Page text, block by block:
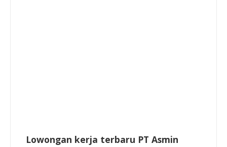
Lowongan kerja terbaru PT Asmin